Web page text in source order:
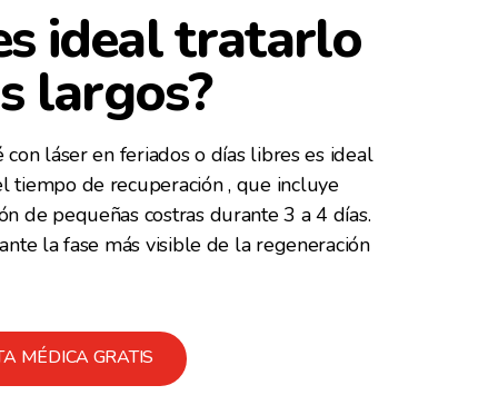
ideal tratarlo
largos?
con láser en feriados o días libres es ideal
tiempo de recuperación , que incluye
de pequeñas costras durante 3 a 4 días.
la fase más visible de la regeneración
MÉDICA GRATIS